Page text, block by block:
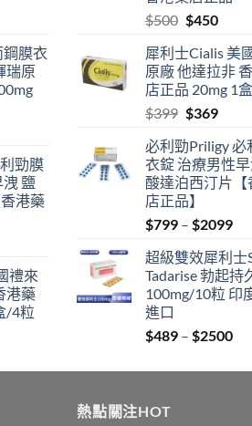
鋼膜衣
瑞原
勁膜
鹽
港藥
禮來
港藥
/4粒
$500 Original
was:
$500.
$450
is:
$450.
犀利士Cialis 美
原廠 他達拉非
店正品 20mg 1
$399 Original
was:
$399.
$369
is:
$369.
必利勁Priligy 必
衣錠 治療男性
酸達泊西汀片【
店正品】
$799 – $2099
超級雙效犀利士
Tadarise 勃起持
100mg/10粒 印
進口
$489 – $2500
熱點關注HOT